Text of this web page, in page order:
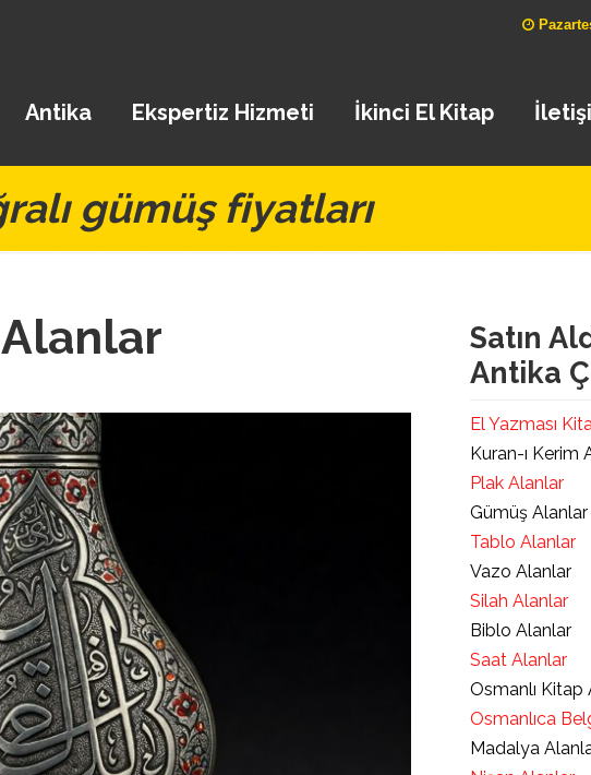
Antika Ekspertiz Hizmeti İkinci El Kitap
gümüş fiyatları
Satın
Antika
El Yazması
Kuran-ı Kerim
Plak Alanlar
Gümüş Alanlar
Tablo Alanlar
Vazo Alanlar
Silah Alanlar
Biblo Alanlar
Saat Alanlar
Osmanlı Kitap
Osmanlıca
Madalya